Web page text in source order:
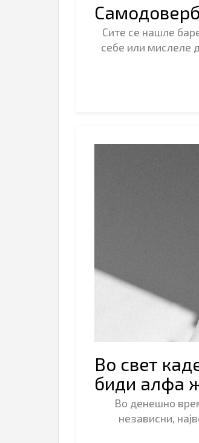
Сите се нашле
себе или мислеле
Во свет
биди алфа
Во денешно
независни,